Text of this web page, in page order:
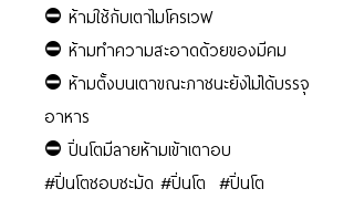
⛔️ ห้ามใช้กับเตาไมโครเวฟ
⛔️ ห้ามทำความสะอาดด้วยของมีคม
⛔️ ห้ามตั้งบนเตาขณะภาชนะยังไม่ได้บรรจุ
อาหาร
⛔️ ปิ่นโตมีลายห้ามเข้าเตาอบ
#ปิ่นโตชอบชะมัด #ปิ่นโต #ปิ่นโต